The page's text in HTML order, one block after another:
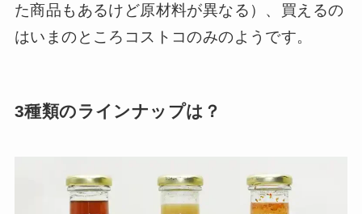
た商品もあるけど原材料が異なる）、買えるの
はいまのところコストコのみのようです。
3種類のラインナップは？